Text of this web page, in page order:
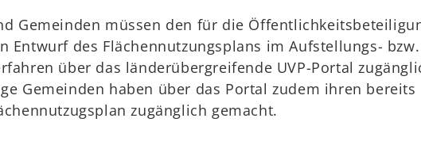
Gemeinden müssen den für die
Entwurf des Flächennutzungsplans im Aufstellungs- bzw.
über das länderübergreifende UVP-Portal
Gemeinden haben über das Portal zudem ihren bereits
zugänglich gemacht.